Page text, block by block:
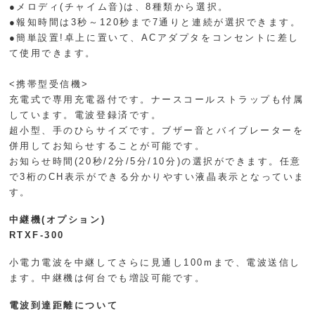
●メロディ(チャイム音)は、8種類から選択。
●報知時間は3秒～120秒まで7通りと連続が選択できます。
●簡単設置!卓上に置いて、ACアダプタをコンセントに差し
て使用できます。
<携帯型受信機>
充電式で専用充電器付です。ナースコールストラップも付属
しています。電波登録済です。
超小型、手のひらサイズです。ブザー音とバイブレーターを
併用してお知らせすることが可能です。
お知らせ時間(20秒/2分/5分/10分)の選択ができます。任意
で3桁のCH表示ができる分かりやすい液晶表示となっていま
す。
中継機(オプション)
RTXF-300
小電力電波を中継してさらに見通し100mまで、電波送信し
ます。中継機は何台でも増設可能です。
電波到達距離について